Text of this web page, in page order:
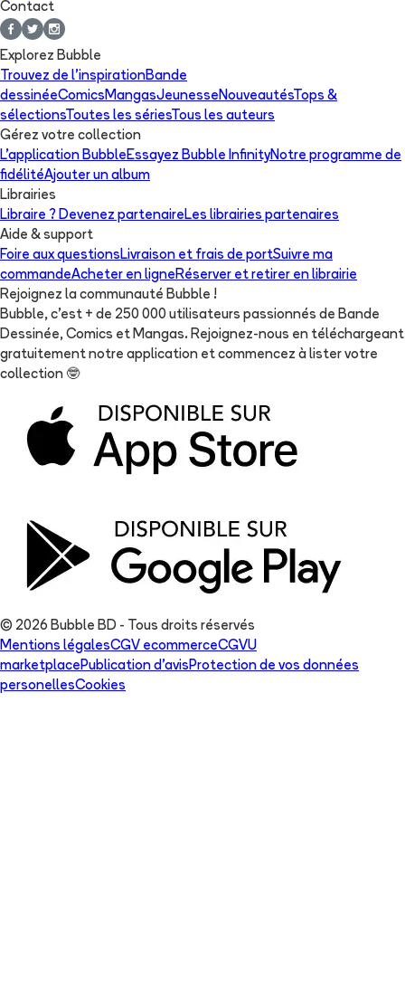
Contact
Explorez Bubble
Trouvez de l'inspirationBande
dessinéeComicsMangasJeunesseNouveautésTops &
sélectionsToutes les sériesTous les auteurs
Gérez votre collection
L'application BubbleEssayez Bubble InfinityNotre programme de
fidélitéAjouter un album
Librairies
Libraire ? Devenez partenaireLes librairies partenaires
Aide & support
Foire aux questionsLivraison et frais de portSuivre ma
commandeAcheter en ligneRéserver et retirer en librairie
Rejoignez la communauté Bubble !
Bubble, c'est + de 250 000 utilisateurs passionnés de Bande
Dessinée, Comics et Mangas. Rejoignez-nous en téléchargeant
gratuitement notre application et commencez à lister votre
collection 🤓
© 2026 Bubble BD - Tous droits réservés
Mentions légalesCGV ecommerceCGVU
marketplacePublication d'avisProtection de vos données
personellesCookies